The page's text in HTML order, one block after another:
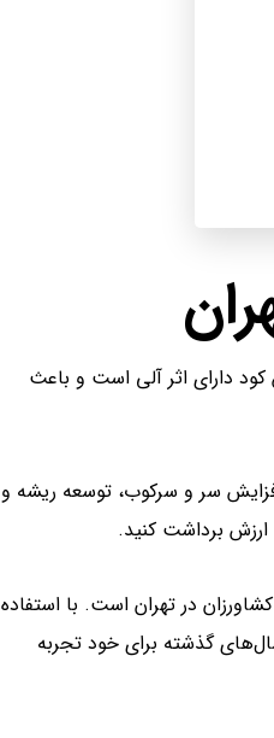
کود دارای اثر آلی است و باعث
سر و سرکوب، توسعه ریشه و
برداشت کنید.
در تهران است. با استفاده
گذشته برای خود تجربه